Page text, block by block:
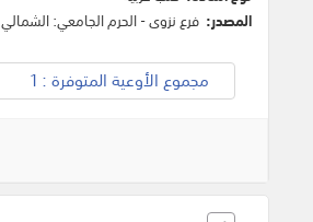
المصدر: فرع نزوى - الحرم الجامعي: الشمالي
مجموع الأوعية المتوفرة : 1